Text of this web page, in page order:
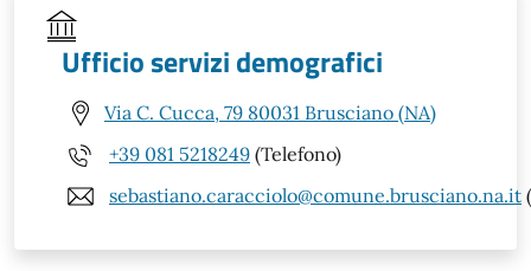
Ufficio servizi demografici
Via C. Cucca, 79 80031 Brusciano (NA)
+39 081 5218249 (Telefono)
sebastiano.caracciolo@comune.brusciano.na.it